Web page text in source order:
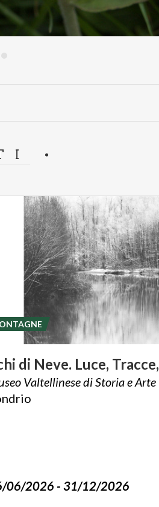
di Neve. Luce, Tracce,
ValtellinesediStoriaeArte
06/2026 - 31/12/2026